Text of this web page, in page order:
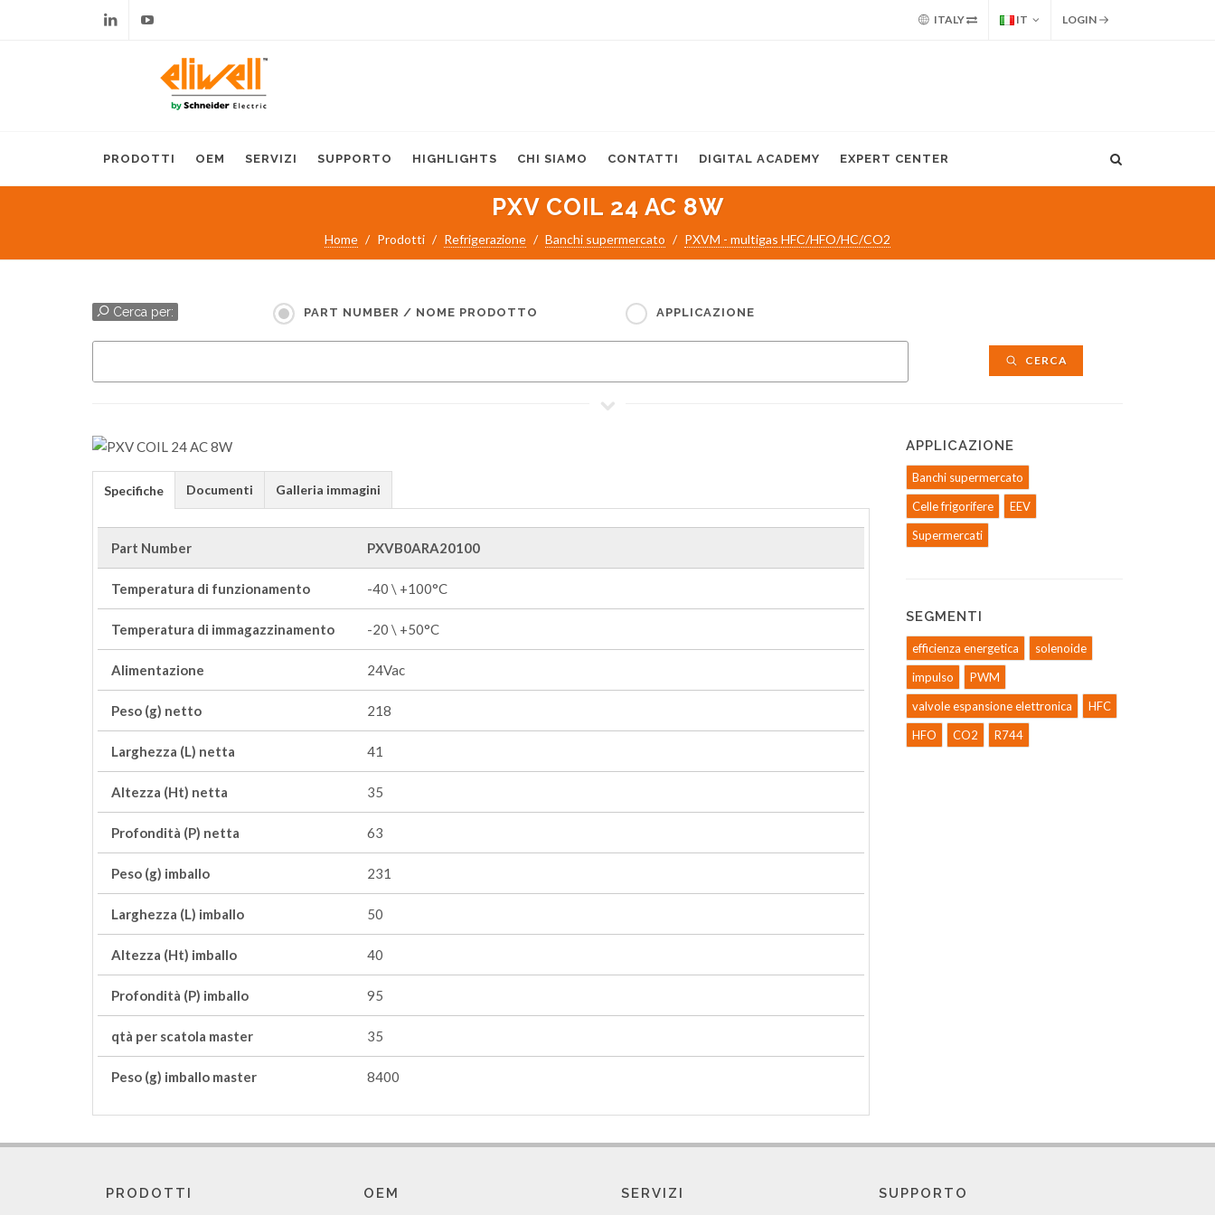
ITALY IT LOGIN
PRODOTTI OEM SERVIZI SUPPORTO HIGHLIGHTS CHI SIAMO CONTATTI DIGITAL ACADEMY EXPERT CENTER
PXV COIL 24 AC 8W
Home Prodotti Refrigerazione Banchi supermercato PXVM - multigas HFC/HFO/HC/CO2
Cerca per: PART NUMBER / NOME PRODOTTO APPLICAZIONE
CERCA
Specifiche Documenti Galleria immagini
Part Number PXVB0ARA20100
Temperatura di funzionamento -40 \ +100°C
Temperatura di immagazzinamento -20 \ +50°C
Alimentazione 24Vac
Peso (g) netto 218
Larghezza (L) netta 41
Altezza (Ht) netta 35
Profondità (P) netta 63
Peso (g) imballo 231
Larghezza (L) imballo 50
Altezza (Ht) imballo 40
Profondità (P) imballo 95
qtà per scatola master 35
Peso (g) imballo master 8400
APPLICAZIONE
Banchi supermercato
Celle frigorifere
EEV
Supermercati
SEGMENTI
efficienza energetica
solenoide
impulso
PWM
valvole espansione elettronica
HFC
HFO
CO2 R744
PRODOTTI OEM SERVIZI SUPPORTO